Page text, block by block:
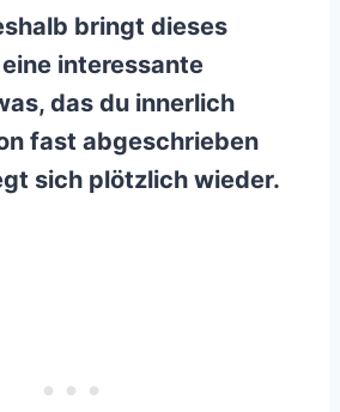
bringt dieses
interessante
das du innerlich
fast abgeschrieben
sich plötzlich wieder.